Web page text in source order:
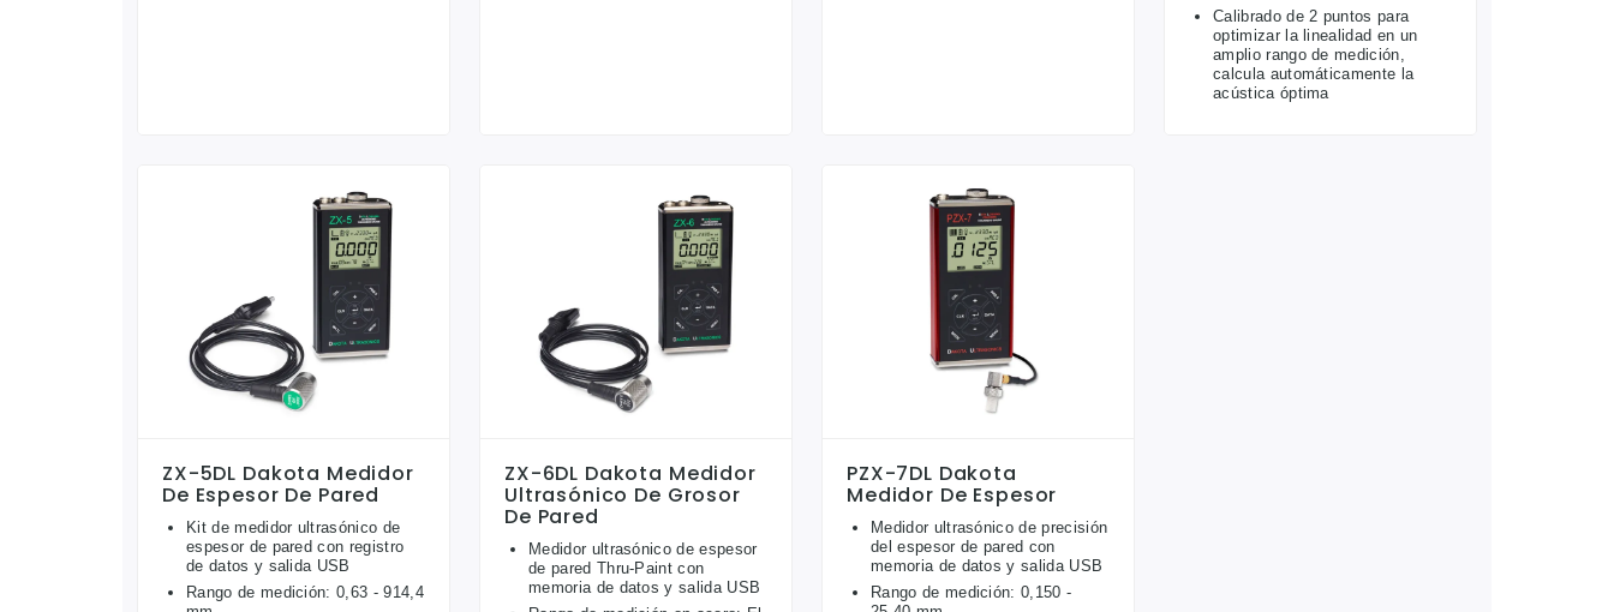
Calibrado de 2 puntos para
optimizar la linealidad en un
amplio rango de medición,
calcula automáticamente la
acústica óptima
ZX-5DL Dakota Medidor
De Espesor De Pared
Kit de medidor ultrasónico de
espesor de pared con registro
de datos y salida USB
Rango de medición: 0,63 - 914,4
ZX-6DL Dakota Medidor
Ultrasónico De Grosor
De Pared
Medidor ultrasónico de espesor
de pared Thru-Paint con
memoria de datos y salida USB
PZX-7DL Dakota
Medidor De Espesor
Medidor ultrasónico de precisión
del espesor de pared con
memoria de datos y salida USB
Rango de medición: 0,150 -